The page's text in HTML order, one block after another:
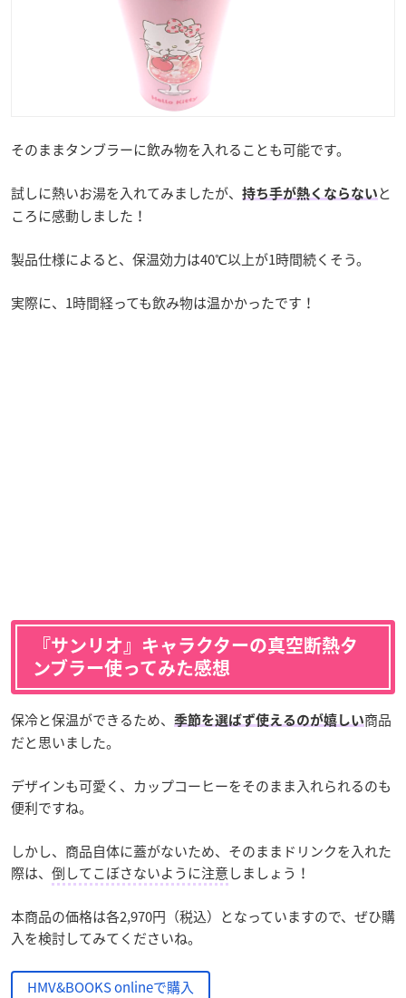
そのままタンブラーに飲み物を入れることも可能です。
試しに熱いお湯を入れてみましたが、 持ち手が熱くならない と
ころに感動しました！
製品仕様によると、保温効力は40℃以上が1時間続くそう。
実際に、1時間経っても飲み物は温かかったです！
『サンリオ』キャラクターの真空断熱タ
ンブラー使ってみた感想
保冷と保温ができるため、 季節を選ばず使えるのが嬉しい商品
だと思いました。
デザインも可愛く、カップコーヒーをそのまま入れられるのも
便利ですね。
しかし、商品自体に蓋がないため、そのままドリンクを入れた
際は、 倒してこぼさないように注意しましょう！
本商品の価格は各2,970円（税込）となっていますので、ぜひ購
入を検討してみてくださいね。
HMV&BOOKS onlineで購入